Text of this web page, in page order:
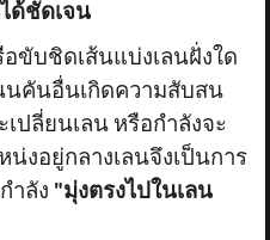
ด้ชัดเจน
ขับชิดเส้นแบ่งเลนฝั่งใด
นคันอื่นเกิดความสับสน
ปลี่ยนเลน หรือกำลังจะ
น่งอยู่กลางเลนจึงเป็นการ
ำลัง "มุ่งตรงไปในเลน